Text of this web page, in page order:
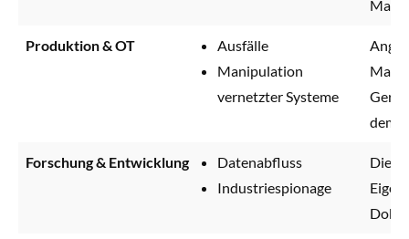
Mail-
Produktion & OT
Ausfälle
Manipulation
vernetzter Systeme
dem
Forschung & Entwicklung
Datenabfluss
Industriespionage